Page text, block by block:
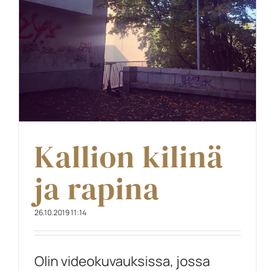
Kallion kilinä
ja rapina
26.10.2019 11:14
Olin videokuvauksissa, jossa